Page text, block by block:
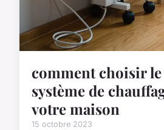
comment choisir
système de
votre maison
15 octobre 2023